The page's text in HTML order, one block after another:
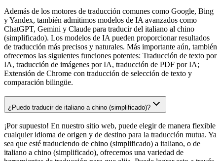
Además de los motores de traducción comunes como Google, Bing
y Yandex, también admitimos modelos de IA avanzados como
ChatGPT, Gemini y Claude para traducir del italiano al chino
(simplificado). Los modelos de IA pueden proporcionar resultados
de traducción más precisos y naturales. Más importante aún, también
ofrecemos las siguientes funciones potentes: Traducción de texto por
IA, traducción de imágenes por IA, traducción de PDF por IA;
Extensión de Chrome con traducción de selección de texto y
comparación bilingüe.
¿Puedo traducir de italiano a chino (simplificado)?
¡Por supuesto! En nuestro sitio web, puede elegir de manera flexible
cualquier idioma de origen y de destino para la traducción mutua. Ya
sea que esté traduciendo de chino (simplificado) a italiano, o de
italiano a chino (simplificado), ofrecemos una variedad de